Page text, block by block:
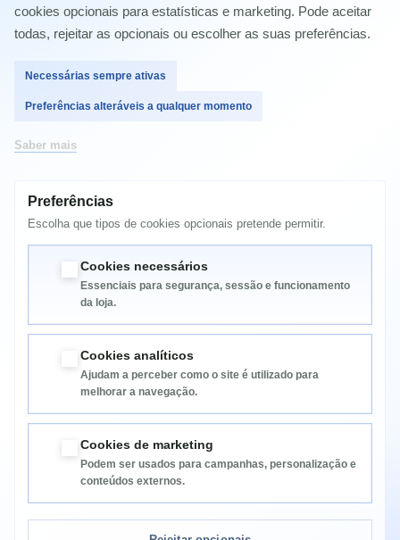
Comprar
Informação
Categorias
Informação da Loja
cookies opcionais para estatísticas e marketing. Pode aceitar
todas, rejeitar as opcionais ou escolher as suas preferências.
Necessárias sempre ativas
Preferências alteráveis a qualquer momento
Saber mais
Preferências
Escolha que tipos de cookies opcionais pretende permitir.
Cookies necessários
Essenciais para segurança, sessão e funcionamento
da loja.
Cookies analíticos
Ajudam a perceber como o site é utilizado para
melhorar a navegação.
Cookies de marketing
Podem ser usados para campanhas, personalização e
conteúdos externos.